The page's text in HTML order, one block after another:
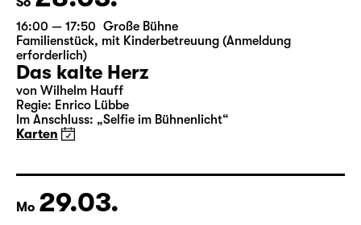
So 28.03.
16:00 — 17:50 Große Bühne
Familienstück , mit Kinderbetreuung (Anmeldung
erforderlich)
Das kalte Herz
Im Anschluss: „Selfie im Bühnenlicht“
Karten